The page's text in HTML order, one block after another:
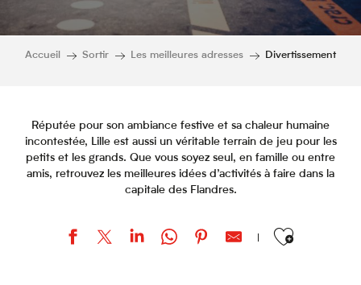
Accueil Sortir Les meilleures adresses Divertissement
Réputée pour son ambiance festive et sa chaleur humaine
incontestée, Lille est aussi un véritable terrain de jeu pour les
petits et les grands. Que vous soyez seul, en famille ou entre
amis, retrouvez les meilleures idées d’activités à faire dans la
capitale des Flandres.
Ajouter aux